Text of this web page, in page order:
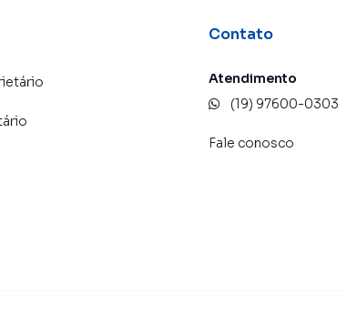
Contato
Atendimento
(19) 97600-0303
Fale conosco